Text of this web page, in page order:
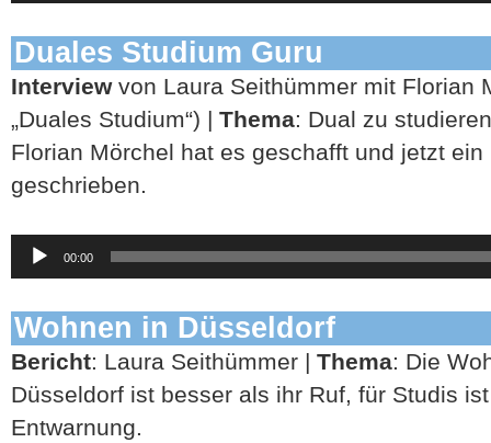
Duales Studium Guru
Interviewvon Laura Seithümmer mit Florian
„Duales Studium“) | Thema: Dual zu
Florian Mörchel hat es geschafft und jetzt ein
geschrieben.
Audio-
Player
00:00
Wohnen in Düsseldorf
Bericht: Laura Seithümmer | Thema: Die
Düsseldorf ist besser als ihr Ruf, für Studis
Entwarnung.